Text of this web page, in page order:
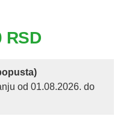
RSDTrenutna
800.00 RSD.
od 01.08.2026. do